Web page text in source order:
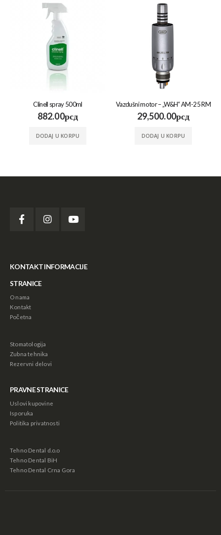
Clinell spray 500ml
882.00рсд
DODAJ U KORPU
Vazdušni motor – „W&H“ AM-25 RM
29,500.00рсд
DODAJ U KORPU
KONTAKT INFORMACIJE
STRANICE
O nama
Kontakt
Početna
Stomatologija
Zubna tehnika
Rezervni delovi
PRAVNE STRANICE
Uslovi kupovine
Isporuka
Politika privatnosti
Tehno Dental d.o.o
Tehno Dental BiH
Tehno Dental Crna Gora